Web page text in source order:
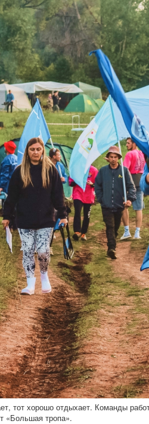
тот хорошо отдыхает. Команды
«Большая тропа».